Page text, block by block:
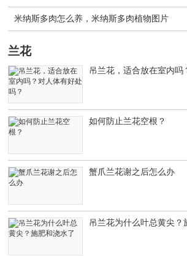
米纳斯多肉怎么养，米纳斯多肉植物图片
兰花
吊兰花，适合放在室内吗
如何防止兰花空根？
蟹爪兰花谢之后怎么办
吊兰花为什么叶总黄尖？